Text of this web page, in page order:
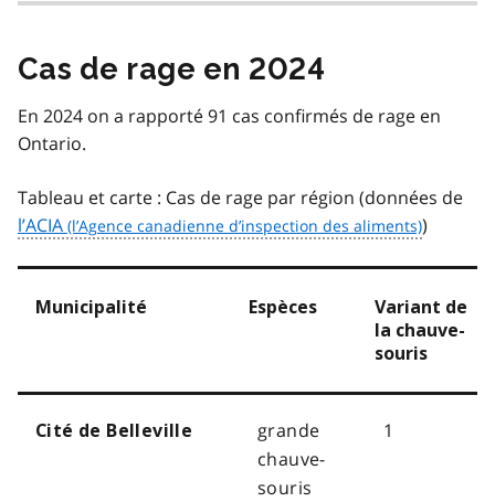
Cas de rage en 2024
En 2024 on a rapporté 91 cas confirmés de rage en
Ontario.
Tableau et carte : Cas de rage par région (données de
l’ACIA
)
Municipalité Espèces
Variant de
la chauve-
souris
Cité de Belleville
grande
chauve-
souris
1